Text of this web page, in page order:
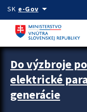
Preskocit na hlavný obsah
SK e-Govarrow_drop_down
Zastavit automatický posun
Do výzbroje
elektrické
generácie